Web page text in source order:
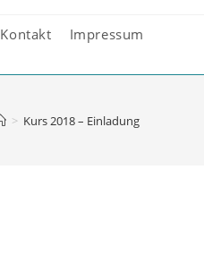
Kontakt Impressum
> Kurs 2018 – Einladung